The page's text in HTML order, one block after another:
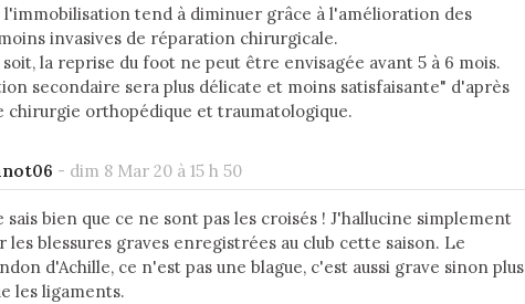
l'immobilisation tend à diminuer grâce à l'amélioration des
invasives de réparation chirurgicale.
la reprise du foot ne peut être envisagée avant 5 à 6 mois.
secondaire sera plus délicate et moins satisfaisante" d'après
chirurgie orthopédique et traumatologique.
- dim 8 Mar 20 à 15 h 50
sais bien que ce ne sont pas les croisés ! J'hallucine simplement
les blessures graves enregistrées au club cette saison. Le
d'Achille, ce n'est pas une blague, c'est aussi grave sinon plus
les ligaments.